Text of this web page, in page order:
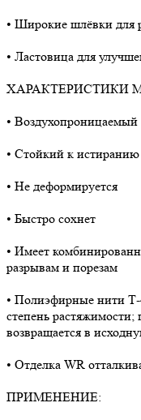
• Широкие шлёвки для
• Ластовица для
ХАРАКТЕРИСТИКИ
• Воздухопроницаемый
• Стойкий к истиранию
• Не деформируется
• Быстро сохнет
• Имеет
разрывам и порезам
• Полиэфирные нити
степень растяжимости;
возвращается в
• Отделка WR
ПРИМЕНЕНИЕ: